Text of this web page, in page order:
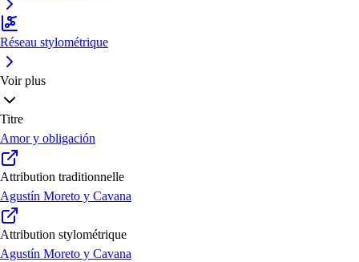
Réseau stylométrique
Voir plus
Titre
Amor y obligación
Attribution traditionnelle
Agustín Moreto y Cavana
Attribution stylométrique
Agustín Moreto y Cavana